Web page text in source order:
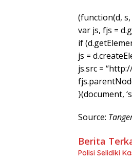
(function(d,
var js, fjs =
if
js =
js.src =
}(document,
Source:
Berita
Polisi Selidiki